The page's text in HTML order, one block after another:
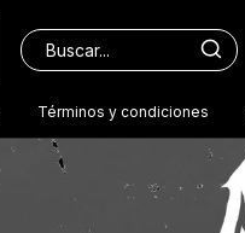
Términos y condiciones